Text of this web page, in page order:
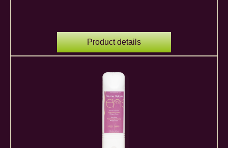
Product details